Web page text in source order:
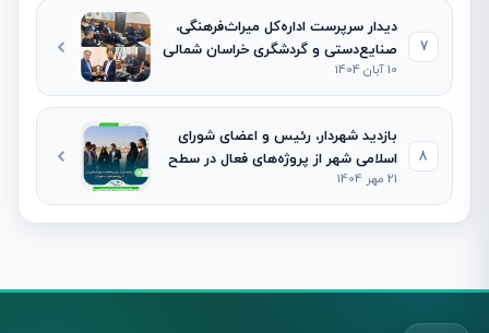
7
دیدار سرپرست اداره‌کل میراث‌فرهنگی،
صنایع‌دستی و گردشگری خراسان شمالی
با شهردار و رئیس شورای اسلامی شهر
جاجرم
10 آبان 1404
8
بازدید شهردار، رئیس و اعضای شورای
اسلامی شهر از پروژه‌های فعال در سطح
شهر
21 مهر 1404